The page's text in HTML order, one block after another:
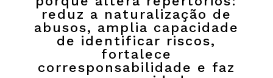
reduz a naturalização de
abusos, amplia capacidade
de identificar riscos,
fortalece
corresponsabilidade e faz